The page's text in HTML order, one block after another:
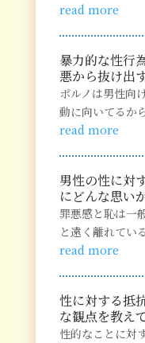
read more
暴力的な性行
悪から抜け出
ポルノは男性向
動に向いてるか
read more
男性の性に対
にどんな思い
罪悪感と恥は一
と遠く離れてい
read more
性に対する抵
な観点を教え
性的なことに対